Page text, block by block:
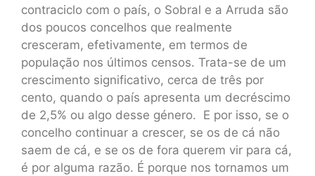
contraciclo com o país, o Sobral e a Arruda são
dos poucos concelhos que realmente
cresceram, efetivamente, em termos de
população nos últimos censos. Trata-se de um
crescimento significativo, cerca de três por
cento, quando o país apresenta um decréscimo
de 2,5% ou algo desse género. E por isso, se o
concelho continuar a crescer, se os de cá não
saem de cá, e se os de fora querem vir para cá,
é por alguma razão. É porque nos tornamos um